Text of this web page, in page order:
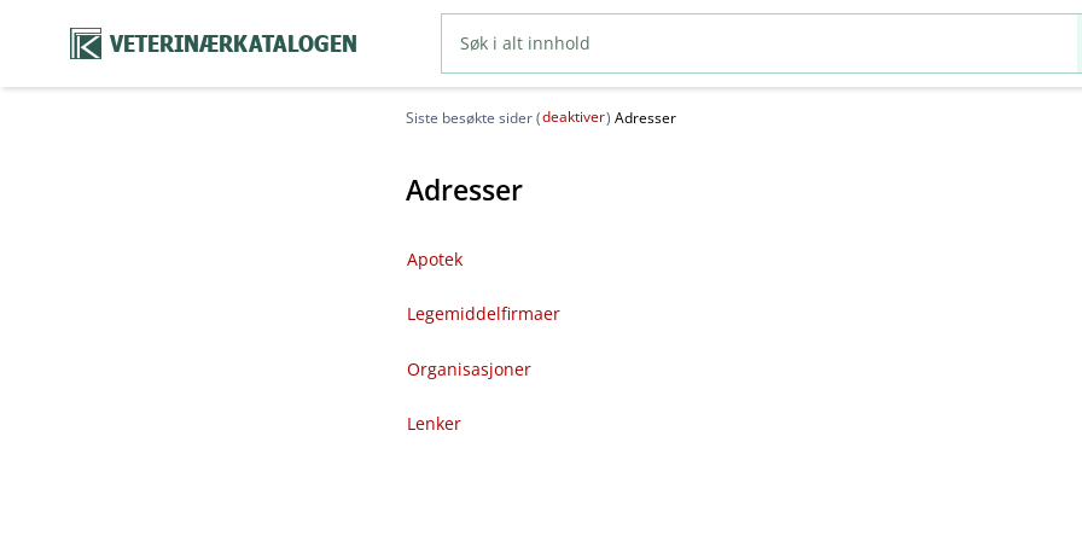
VETERINÆRKATALOGEN
Siste besøkte sider (deaktiver) Adresser
Adresser
Apotek
Legemiddelfirmaer
Organisasjoner
Lenker